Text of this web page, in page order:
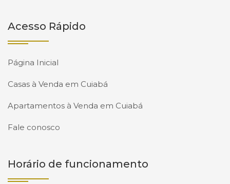
Acesso Rápido
Página Inicial
Casas à Venda em Cuiabá
Apartamentos à Venda em Cuiabá
Fale conosco
Horário de funcionamento